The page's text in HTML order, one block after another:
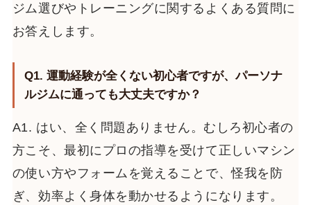
ジム選びやトレーニングに関するよくある質問に
お答えします。
Q1. 運動経験が全くない初心者ですが、パーソナ
ルジムに通っても大丈夫ですか？
A1. はい、全く問題ありません。むしろ初心者の
方こそ、最初にプロの指導を受けて正しいマシン
の使い方やフォームを覚えることで、怪我を防
ぎ、効率よく身体を動かせるようになります。